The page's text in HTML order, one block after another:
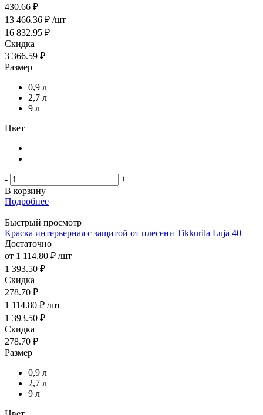
430.66 ₽
13 466.36 ₽ /шт
16 832.95 ₽
Скидка
3 366.59 ₽
Размер
0,9 л
2,7 л
9 л
Цвет
-
+
В корзину
Подробнее
Быстрый просмотр
Краска интерьерная с защитой от плесени Tikkurila Luja 40
Достаточно
от 1 114.80 ₽ /шт
1 393.50 ₽
Скидка
278.70 ₽
1 114.80 ₽ /шт
1 393.50 ₽
Скидка
278.70 ₽
Размер
0,9 л
2,7 л
9 л